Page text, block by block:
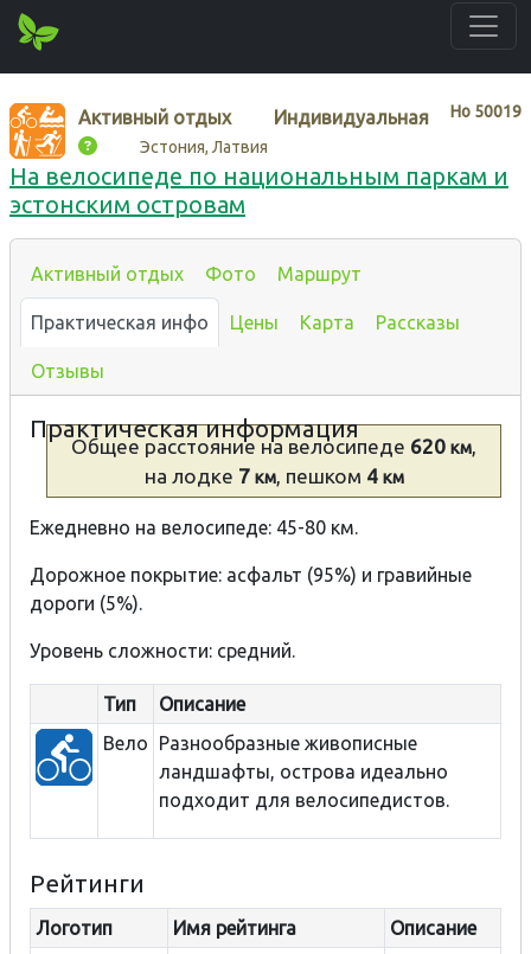
Нo 50019
Активный отдых Индивидуальная
Эстония, Латвия
На велосипеде по национальным паркам и
эстонским островам
Активный отдых Фото Маршрут
Практическая инфо Цены Карта Рассказы
Отзывы
Практическая информация
Общее расстояние на велосипеде 620 км,
на лодке 7км, пешком 4км
Ежедневно на велосипеде: 45-80 км.
Дорожное покрытие: асфальт (95%) и гравийные
дороги (5%).
Уровень сложности: средний.
Тип
Описание
Вело
Разнообразные живописные
ландшафты, острова идеально
подходит для велосипедистов.
Рейтинги
Логотип Имя рейтинга
Описание